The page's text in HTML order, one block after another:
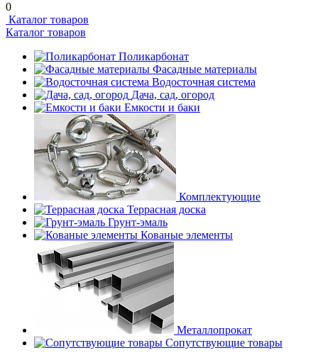
0
Каталог товаров
Каталог товаров
Поликарбонат
Фасадные материалы
Водосточная система
Дача, сад, огород
Емкости и баки
Комплектующие
Террасная доска
Грунт-эмаль
Кованые элементы
Металлопрокат
Сопутствующие товары